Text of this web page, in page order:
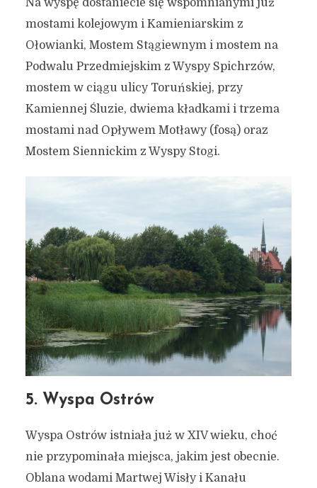
Na wyspę dostaniecie się wspomnianymi już
mostami kolejowym i Kamieniarskim z
Ołowianki, Mostem Stągiewnym i mostem na
Podwalu Przedmiejskim z Wyspy Spichrzów,
mostem w ciągu ulicy Toruńskiej, przy
Kamiennej Śluzie, dwiema kładkami i trzema
mostami nad Opływem Motławy (fosą) oraz
Mostem Siennickim z Wyspy Stogi.
5. Wyspa Ostrów
Wyspa Ostrów istniała już w XIV wieku, choć
nie przypominała miejsca, jakim jest obecnie.
Oblana wodami Martwej Wisły i Kanału